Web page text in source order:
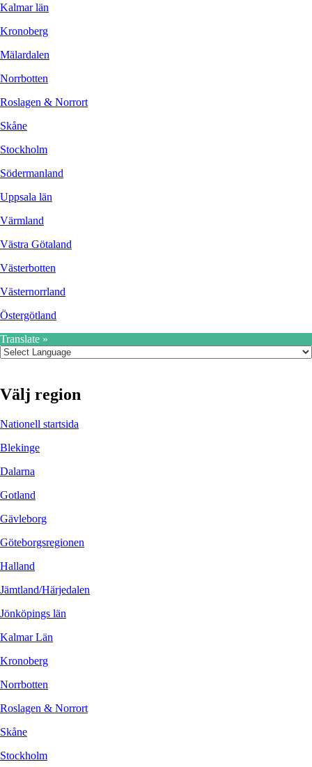
Kalmar län
Kronoberg
Mälardalen
Norrbotten
Roslagen & Norrort
Skåne
Stockholm
Södermanland
Uppsala län
Värmland
Västra Götaland
Västerbotten
Västernorrland
Östergötland
Translate »
Välj region
Nationell startsida
Blekinge
Dalarna
Gotland
Gävleborg
Göteborgsregionen
Halland
Jämtland/Härjedalen
Jönköpings län
Kalmar Län
Kronoberg
Norrbotten
Roslagen & Norrort
Skåne
Stockholm